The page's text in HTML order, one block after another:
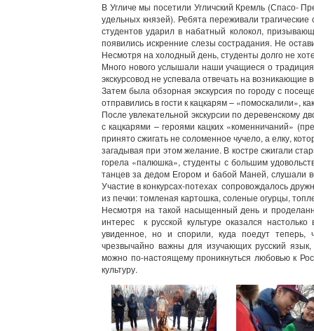
В Угличе мы посетили Угличский Кремль (Спасо-
удельных князей). Ребята переживали
студентов ударил в набатный колокол,
появились искренние слезы сострадания. Не
Несмотря на холодный день, студенты долго не
Много нового услышали наши учащиеся о
экскурсовод не успевала отвечать на возникающие
Затем была обзорная экскурсия по городу с
отправились в гости к кацкарям – «помоскалили»,
После увлекательной экскурсии по деревенскому
с кацкарями – героями кацких «коменничаний»
принято сжигать не соломенное чучело, а елку,
загадывая при этом желание. В костре сжигали
горела «палюшка», студенты с большим
танцев за дедом Егором и бабой Маней, слушали
Участие в конкурсах-потехах сопровождалось
из печки: томленая картошка, соленые огурцы,
Несмотря на такой насыщенный день и
интерес к русской культуре оказался
увиденное, но и спорили, куда поедут теперь,
чрезвычайно важны для изучающих русский
можно по-настоящему проникнуться любовью к
культуру.